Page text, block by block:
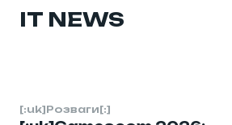
IT NEWS
[:uk]Розваги[:]